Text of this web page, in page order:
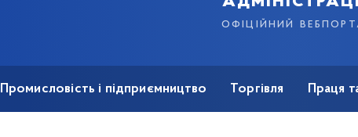
офіційний
Промисловість і підприємництво Торгівля Праця